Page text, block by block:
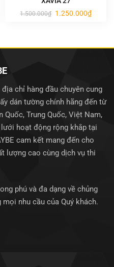
1.500.000₫ Giá
1.250.000₫Giá
hiện
chỉ hàng đầu chuyên cung
dán tường chính hãng đến từ
Trung Quốc, Việt Nam,
hoạt động rộng khắp tại
cam kết mang đến cho
lượng cao cùng dịch vụ thi
phú và đa dạng về chủng
nhu cầu của Quý khách.